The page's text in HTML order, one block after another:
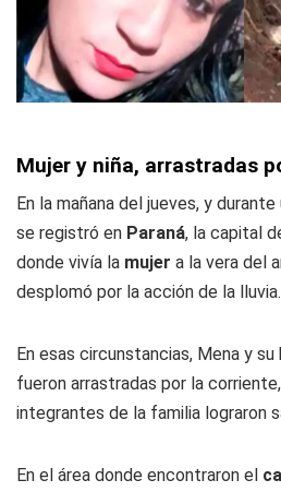
Mujer y niña, arrastradas
En la mañana del jueves, y
se registró en Paraná, la capital
donde vivía la mujer a la vera del
desplomó por la acción de la lluvia.
En esas circunstancias, Mena y su
fueron arrastradas por la
integrantes de la familia lograron
En el área donde encontraron el